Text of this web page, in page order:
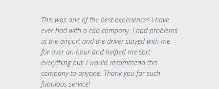
This was one of the best experiences I have
ever had with a cab company. I had problems
at the airport and the driver stayed with me
for over an hour and helped me sort
everything out. I would recommend this
company to anyone. Thank you for such
fabulous service!